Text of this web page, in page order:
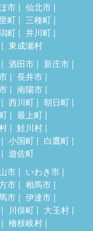
市
仙北市
町
三種町
町
井川町
東成瀬村
酒田市
新庄市
長井市
南陽市
西川町
朝日町
最上町
鮭川村
小国町
白鷹町
遊佐町
市
いわき市
市
相馬市
市
伊達市
川俣町
大玉村
檜枝岐村